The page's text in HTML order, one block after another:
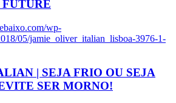
wp-
05/jamie_oliver_italian_lisboa-3976-1-
| SEJA FRIO OU SEJA
SER MORNO!